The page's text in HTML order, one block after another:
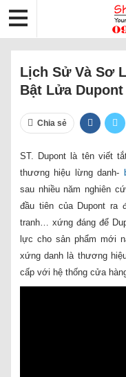
Lịch Sử Và Sơ
Bật Lửa Dupont
Chia sẻ
ST. Dupont là tên viết
thương hiệu lừng danh-
sau nhiều năm nghiên
đầu tiên của Dupont ra
tranh… xứng đáng để
lực cho sản phẩm mới
xứng danh là thương
cấp với hệ thống cửa